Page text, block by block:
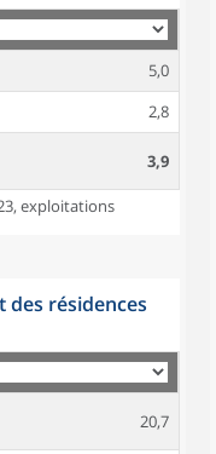
5,0
2,8
3,9
exploitations
des résidences
20,7